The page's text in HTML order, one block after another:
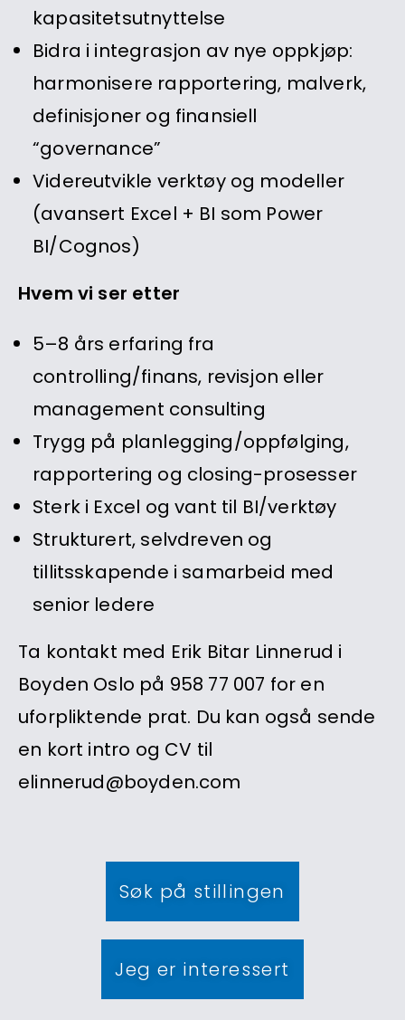
kapasitetsutnyttelse
Bidra i integrasjon av nye oppkjøp:
harmonisere rapportering, malverk,
definisjoner og finansiell
“governance”
Videreutvikle verktøy og modeller
(avansert Excel + BI som Power
BI/Cognos)
Hvem vi ser etter
5–8 års erfaring fra
controlling/finans, revisjon eller
management consulting
Trygg på planlegging/oppfølging,
rapportering og closing-prosesser
Sterk i Excel og vant til BI/verktøy
Strukturert, selvdreven og
tillitsskapende i samarbeid med
senior ledere
Ta kontakt med Erik Bitar Linnerud i
Boyden Oslo på 958 77 007 for en
uforpliktende prat. Du kan også sende
en kort intro og CV til
elinnerud@boyden.com
Søk på stillingen
Jeg er interessert